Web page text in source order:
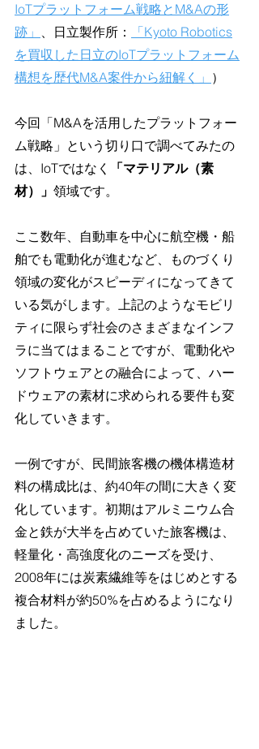
IoTプラットフォーム戦略とM&Aの形
跡」 、日立製作所：
「Kyoto Robotics
を買収した日立のIoTプラットフォーム
構想を歴代M&A案件から紐解く」 ）
今回「M&Aを活用したプラットフォー
ム戦略」という切り口で調べてみたの
は、IoTではなく
「マテリアル（素
材）」 領域です。
ここ数年、自動車を中心に航空機・船
舶でも電動化が進むなど、ものづくり
領域の変化がスピーディになってきて
いる気がします。上記のようなモビリ
ティに限らず社会のさまざまなインフ
ラに当てはまることですが、電動化や
ソフトウェアとの融合によって、ハー
ドウェアの素材に求められる要件も変
化していきます。
一例ですが、民間旅客機の機体構造材
料の構成比は、約40年の間に大きく変
化しています。初期はアルミニウム合
金と鉄が大半を占めていた旅客機は、
軽量化・高強度化のニーズを受け、
2008年には炭素繊維等をはじめとする
複合材料が約50%を占めるようになり
ました。